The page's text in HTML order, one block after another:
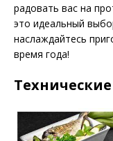
радовать вас на
это идеальный
наслаждайтесь
время года!